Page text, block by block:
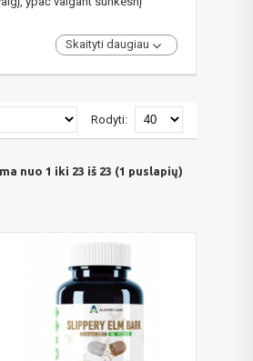
Skaityti daugiau
Rodyti:
nuo 1 iki 23 iš 23 (1 puslapių)